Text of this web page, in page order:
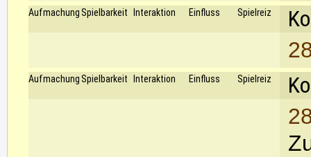
Aufmachung Spielbarkeit Interaktion Einfluss Spielreiz
Aufmachung Spielbarkeit Interaktion Einfluss Spielreiz